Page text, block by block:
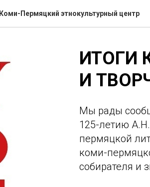
Коми-Пермяцкий этнокультурный центр
ИТОГИ
И
Мы рады
125-летию
пермяцкой
коми-
собирателя и